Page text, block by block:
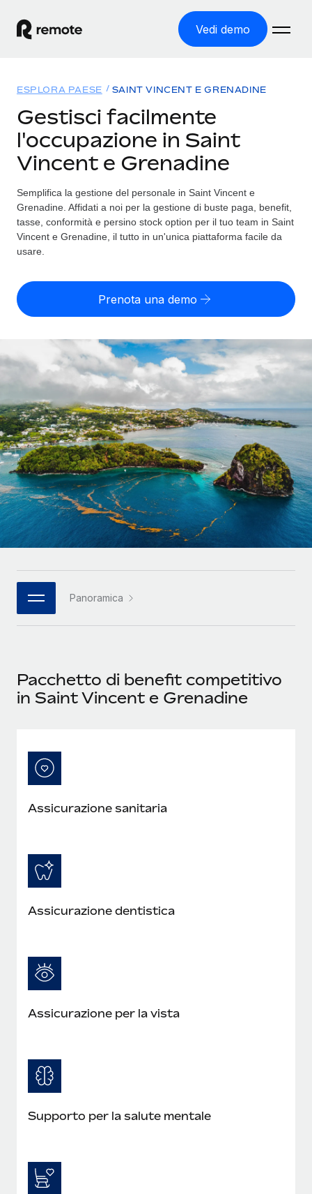
Vedi demo
ASSUMI NEL MONDO
Global Payroll
Employer of Record
Espanditi con zero costi di entità locale
SERVICES
Chiedi a un esperto
Affidati agli esperti per la gestione HR e la
compliance globale
Soluzioni
Ricerca paesi
Trova i servizi di supporto all’impiego per ogni Paese
Confronta Remote
DIVENTA NOSTRO PARTNER
Integra l'HR globale nella tua piattaforma in modo
flessibile
CASE STUDIES
Tariffe
Italiano
Nederlands
Français
Deutsch
Español
Italiano
Português (Portugal)
日本語
한국어
中文（简体）
Login
ESPLORA PAESE SAINT VINCENT E GRENADINE
Gestisci facilmente
l'occupazione in Saint
Vincent e Grenadine
Semplifica la gestione del personale in Saint Vincent e
Grenadine. Affidati a noi per la gestione di buste paga, benefit,
tasse, conformità e persino stock option per il tuo team in Saint
Vincent e Grenadine, il tutto in un'unica piattaforma facile da
usare.
Prenota una demo
Panoramica
Pacchetto di benefit competitivo
in Saint Vincent e Grenadine
Assicurazione sanitaria
Assicurazione dentistica
Assicurazione per la vista
Supporto per la salute mentale